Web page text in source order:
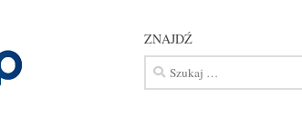
ZNAJDŹ
Szukaj: